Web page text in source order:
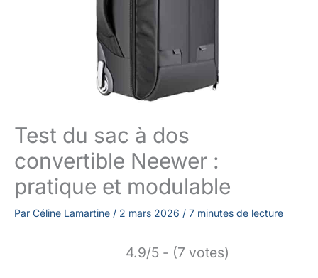
Test du sac à dos
convertible Neewer :
pratique et modulable
Par Céline Lamartine / 2 mars 2026 / 7 minutes de lecture
4.9/5 - (7 votes)